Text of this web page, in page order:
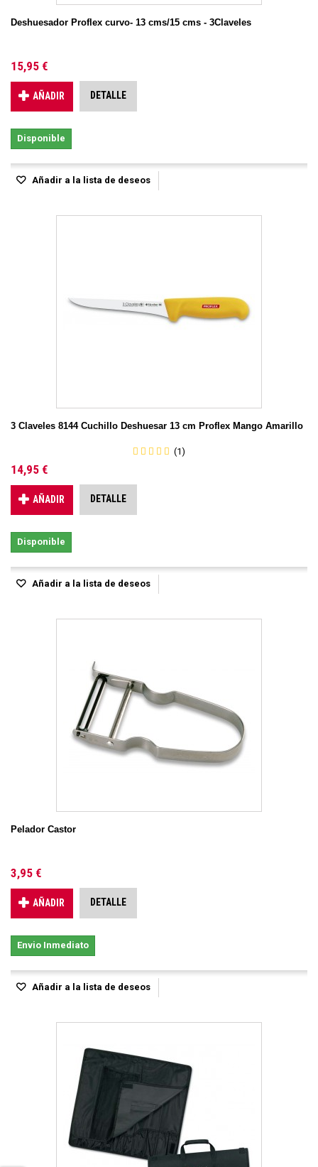
Deshuesador Proflex curvo- 13 cms/15 cms - 3Claveles
15,95 €
AÑADIR DETALLE
Disponible
Añadir a la lista de deseos
3 Claveles 8144 Cuchillo Deshuesar 13 cm Proflex Mango Amarillo
(1)
14,95 €
AÑADIR DETALLE
Disponible
Añadir a la lista de deseos
Pelador Castor
3,95 €
AÑADIR DETALLE
Envio Inmediato
Añadir a la lista de deseos